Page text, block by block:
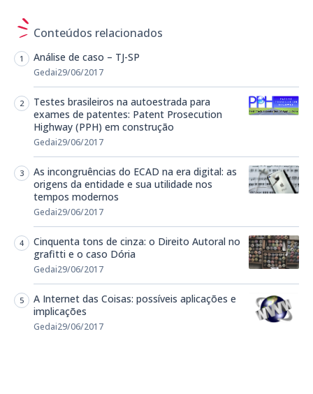
Conteúdos relacionados
Análise de caso – TJ-SP
Gedai29/06/2017
Testes brasileiros na autoestrada para
exames de patentes: Patent Prosecution
Highway (PPH) em construção
Gedai29/06/2017
As incongruências do ECAD na era digital: as
origens da entidade e sua utilidade nos
tempos modernos
Gedai29/06/2017
Cinquenta tons de cinza: o Direito Autoral no
grafitti e o caso Dória
Gedai29/06/2017
A Internet das Coisas: possíveis aplicações e
implicações
Gedai29/06/2017